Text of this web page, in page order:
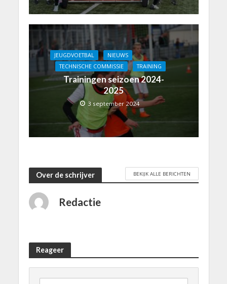
JEUGDVOETBAL
NIEUWS
TECHNISCHE COMMISSIE
TRAINING
Trainingen seizoen 2024-
2025
3 september 2024
Over de schrijver BEKIJK ALLE BERICHTEN
Redactie
Reageer